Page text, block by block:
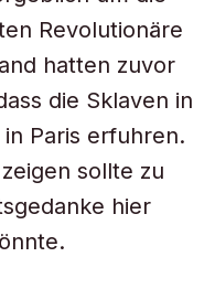
Revolutionäre
hatten zuvor
die Sklaven in
Paris erfuhren.
sollte zu
hier